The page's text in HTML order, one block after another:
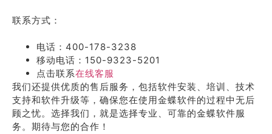
联系方式：
电话：400-178-3238
移动电话：150-9323-5201
点击联系在线客服
我们还提供优质的售后服务，包括软件安装、培训、技术
支持和软件升级等，确保您在使用金蝶软件的过程中无后
顾之忧。选择我们，就是选择专业、可靠的金蝶软件服
务。期待与您的合作！